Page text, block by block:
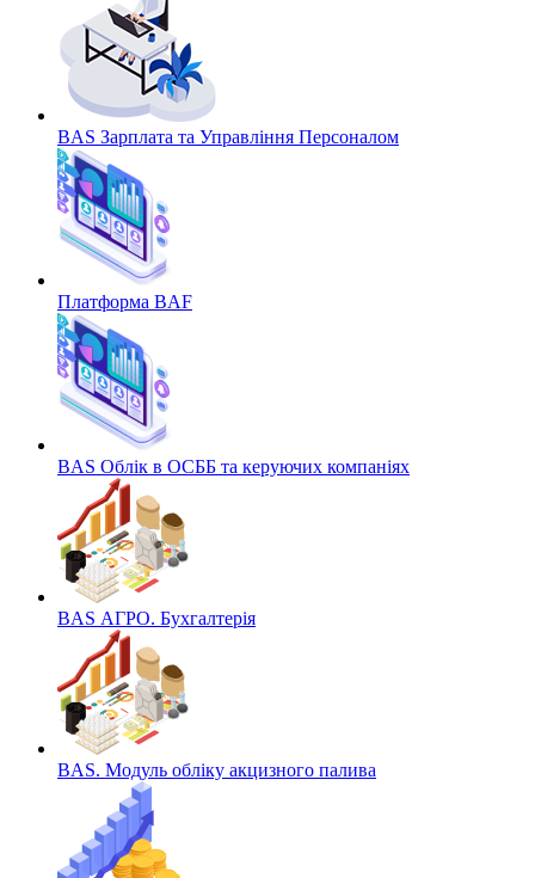
BAS Зарплата та Управління Персоналом
Платформа BAF
BAS Облік в ОСББ та керуючих компаніях
BAS АГРО. Бухгалтерія
BAS. Модуль обліку акцизного палива